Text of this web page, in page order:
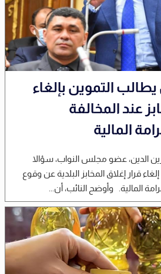
التموين بإلغاء
عند المخالفة
المالية
الدين، عضو مجلس النواب، سؤالا
قرار إغلاق المخابز البلدية عن وقوع
المالية. وأوضح النائب، أن...